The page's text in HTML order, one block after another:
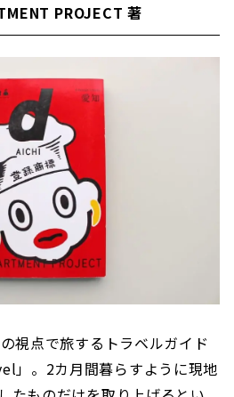
PROJECT 著
視点で旅するトラベルガイド
」。2カ月間暮らすように現地